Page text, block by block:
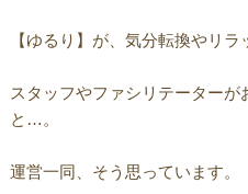
【ゆるり】が、気分転換やリ
スタッフやファシリテーターが
と…。
運営一同、そう思っています。